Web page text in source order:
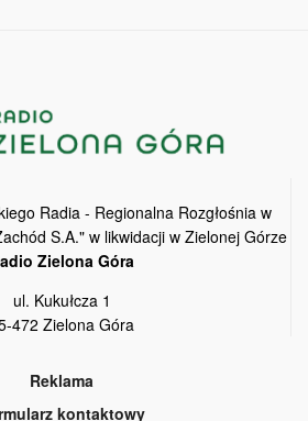
Radia - Regionalna Rozgłośnia w
S.A." w likwidacji w Zielonej Górze
Zielona Góra
ul. Kukułcza 1
472 Zielona Góra
Reklama
kontaktowy